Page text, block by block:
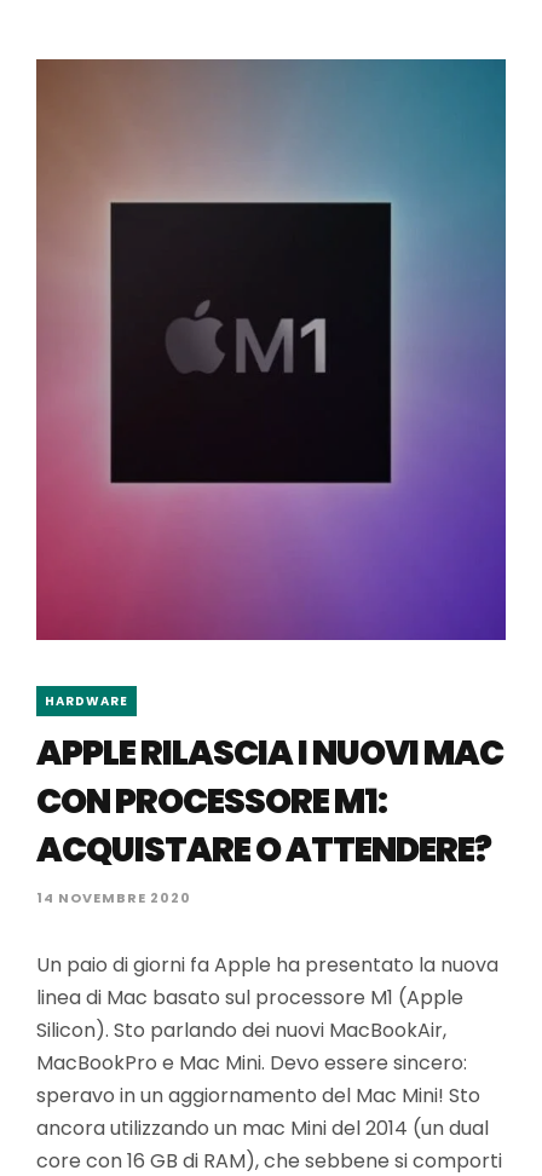
HARDWARE
APPLE RILASCIA I NUOVI MAC
CON PROCESSORE M1:
ACQUISTARE O ATTENDERE?
14 NOVEMBRE 2020
Un paio di giorni fa Apple ha presentato la nuova
linea di Mac basato sul processore M1 (Apple
Silicon). Sto parlando dei nuovi MacBookAir,
MacBookPro e Mac Mini. Devo essere sincero:
speravo in un aggiornamento del Mac Mini! Sto
ancora utilizzando un mac Mini del 2014 (un dual
core con 16 GB di RAM), che sebbene si comporti